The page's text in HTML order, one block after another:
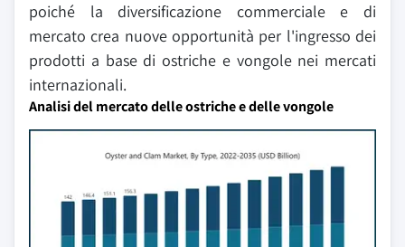
poiché la diversificazione commerciale e di
mercato crea nuove opportunità per l'ingresso dei
prodotti a base di ostriche e vongole nei mercati
internazionali.
Analisi del mercato delle ostriche e delle vongole